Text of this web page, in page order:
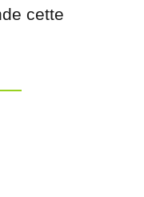
cette